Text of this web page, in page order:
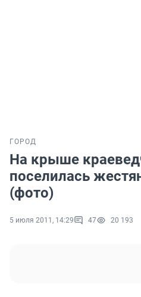
ГОРОД
На крыше
поселилась
(фото)
5 июля 2011, 14:29 47 20 193